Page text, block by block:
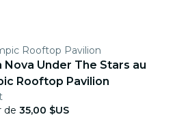
Rooftop Pavilion
Nova Under The Stars au
Rooftop Pavilion
de 35,00 $US